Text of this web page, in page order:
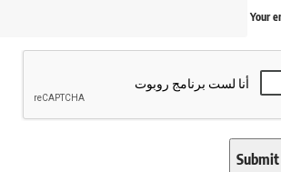
Your